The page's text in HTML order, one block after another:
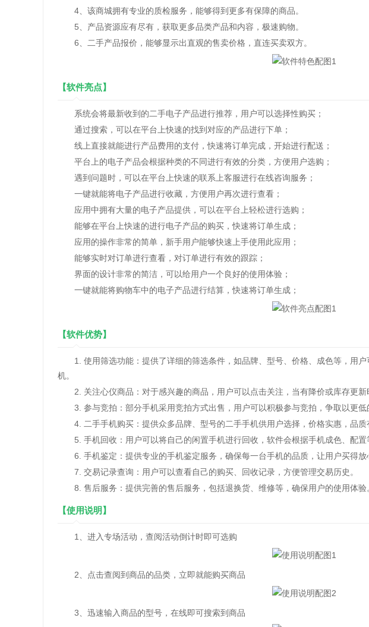
4、该商城拥有专业的质检服务，能够得到更多有保障的商品。
5、产品资源应有尽有，获取更多品类产品和内容，极速购物。
6、二手产品报价，能够显示出直观的售卖价格，直连买卖双方。
【软件亮点】
系统会将最新收到的二手电子产品进行推荐，用户可以选择性购买；
通过搜索，可以在平台上快速的找到对应的产品进行下单；
线上直接就能进行产品费用的支付，快速将订单完成，开始进行配送；
平台上的电子产品会根据种类的不同进行有效的分类，方便用户选购；
遇到问题时，可以在平台上快速的联系上客服进行在线咨询服务；
一键就能将电子产品进行收藏，方便用户再次进行查看；
应用中拥有大量的电子产品提供，可以在平台上轻松进行选购；
能够在平台上快速的进行电子产品的购买，快速将订单生成；
应用的操作非常的简单，新手用户能够快速上手使用此应用；
能够实时对订单进行查看，对订单进行有效的跟踪；
界面的设计非常的简洁，可以给用户一个良好的使用体验；
一键就能将购物车中的电子产品进行结算，快速将订单生成；
【软件优势】
1. 使用筛选功能：提供了详细的筛选条件，如品牌、型号、价格、成色等，用户
机。
2. 关注心仪商品：对于感兴趣的商品，用户可以点击关注，当有降价或库存更新
3. 参与竞拍：部分手机采用竞拍方式出售，用户可以积极参与竞拍，争取以更低
4. 二手手机购买：提供众多品牌、型号的二手手机供用户选择，价格实惠，品质
5. 手机回收：用户可以将自己的闲置手机进行回收，软件会根据手机成色、配置
6. 手机鉴定：提供专业的手机鉴定服务，确保每一台手机的品质，让用户买得放
7. 交易记录查询：用户可以查看自己的购买、回收记录，方便管理交易历史。
8. 售后服务：提供完善的售后服务，包括退换货、维修等，确保用户的使用体验
【使用说明】
1、进入专场活动，查阅活动倒计时即可选购
2、点击查阅到商品的品类，立即就能购买商品
3、迅速输入商品的型号，在线即可搜索到商品